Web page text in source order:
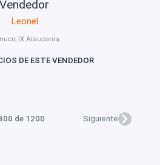
Vendedor
Leonel
IX Araucanía
DE ESTE VENDEDOR
de 1200 Siguiente